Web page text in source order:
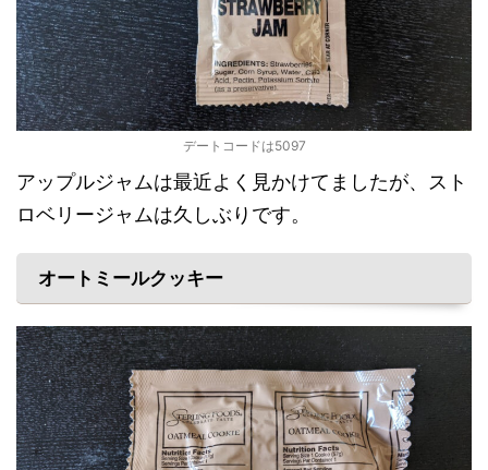
デートコードは5097
アップルジャムは最近よく見かけてましたが、スト
ロベリージャムは久しぶりです。
オートミールクッキー